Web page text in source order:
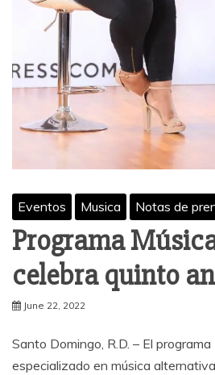
Eventos Musica Notas de
Programa
celebra quinto
June 22, 2022
Santo Domingo, R.D. – El
especializado en música